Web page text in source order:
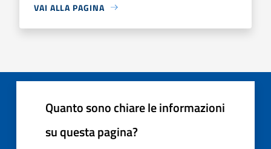
VAI ALLA PAGINA
Quanto sono chiare le informazioni
su questa pagina?